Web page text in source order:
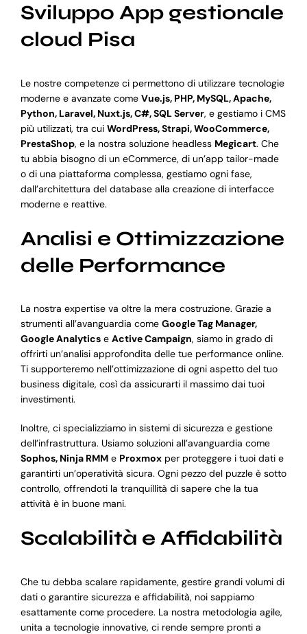
Sviluppo App gestionale
cloud Pisa
Le nostre competenze ci permettono di utilizzare tecnologie
moderne e avanzate come Vue.js, PHP, MySQL, Apache,
Python, Laravel, Nuxt.js, C#, SQL Server, e gestiamo i CMS
più utilizzati, tra cui WordPress, Strapi, WooCommerce,
PrestaShop, e la nostra soluzione headless Megicart. Che
tu abbia bisogno di un eCommerce, di un’app tailor-made
o di una piattaforma complessa, gestiamo ogni fase,
dall’architettura del database alla creazione di interfacce
moderne e reattive.
Analisi e Ottimizzazione
delle Performance
La nostra expertise va oltre la mera costruzione. Grazie a
strumenti all’avanguardia come Google Tag Manager,
Google Analyticse Active Campaign, siamo in grado di
offrirti un’analisi approfondita delle tue performance online.
Ti supporteremo nell’ottimizzazione di ogni aspetto del tuo
business digitale, così da assicurarti il massimo dai tuoi
investimenti.
Inoltre, ci specializziamo in sistemi di sicurezza e gestione
dell’infrastruttura. Usiamo soluzioni all’avanguardia come
Sophos, Ninja RMMe Proxmoxper proteggere i tuoi dati e
garantirti un’operatività sicura. Ogni pezzo del puzzle è sotto
controllo, offrendoti la tranquillità di sapere che la tua
attività è in buone mani.
Scalabilità e Affidabilità
Che tu debba scalare rapidamente, gestire grandi volumi di
dati o garantire sicurezza e affidabilità, noi sappiamo
esattamente come procedere. La nostra metodologia agile,
unita a tecnologie innovative, ci rende sempre pronti a